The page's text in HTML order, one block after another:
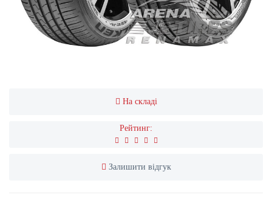
На складі
Рейтинг:
Залишити відгук